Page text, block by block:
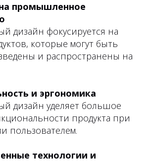
промышленное
дизайн фокусируется на
которые могут быть
и распространены на
и эргономика
дизайн уделяет большое
продукта при
пользователем.
технологии и